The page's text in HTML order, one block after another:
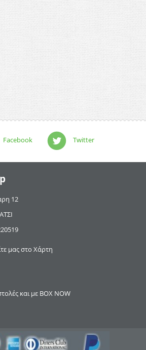
Facebook Twitter
12
μας στο Χάρτη
και με BOX NOW